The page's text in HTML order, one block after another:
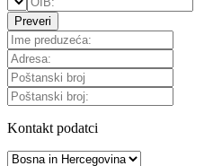
Preveri
Kontakt podatci